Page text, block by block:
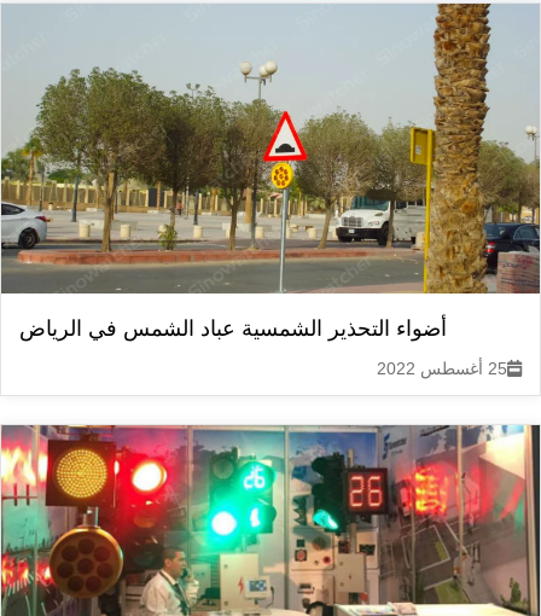
أضواء التحذير الشمسية عباد الشمس في الرياض
25 أغسطس 2022